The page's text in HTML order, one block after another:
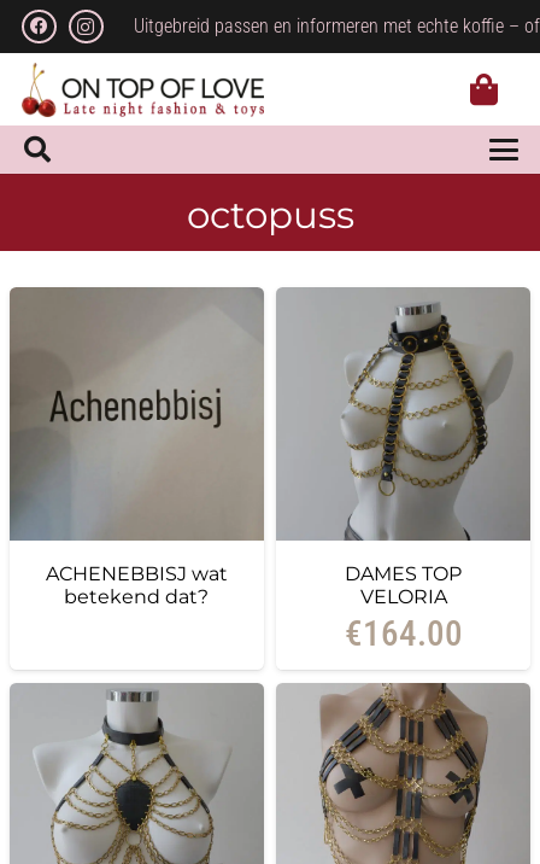
Uitgebreid passen en informeren met echte koffie –
octopuss
ACHENEBBISJ wat
betekend dat?
DAMES TOP
VELORIA
€164.00